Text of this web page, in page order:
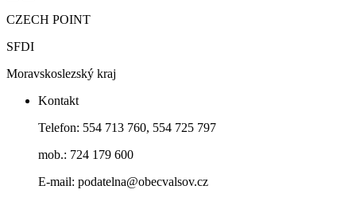
CZECH POINT
SFDI
Moravskoslezský kraj
Kontakt
Telefon: 554 713 760, 554 725 797
mob.: 724 179 600
E-mail: podatelna@obecvalsov.cz